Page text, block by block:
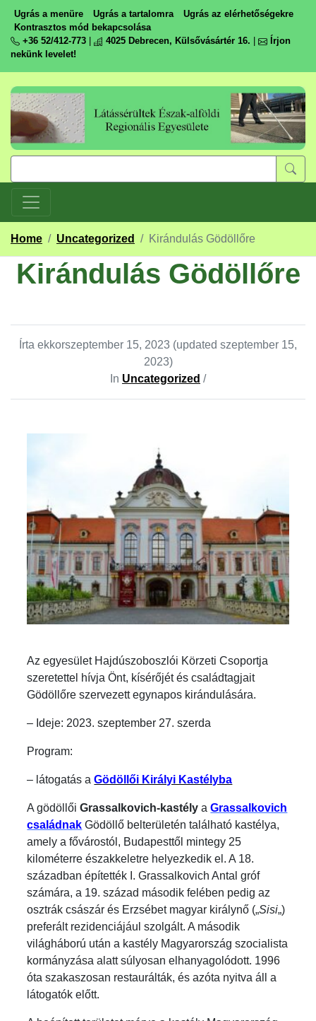
Ugrás a menüre Ugrás a tartalomra
Ugrás az elérhetőségekre
Kontrasztos mód bekapcsolása
+36 52/412-773
4025 Debrecen, Külsővásártér 16.
Írjon
nekünk levelet!
Home / Uncategorized / Kirándulás Gödöllőre
Kirándulás Gödöllőre
Írta ekkorszeptember 15, 2023 (updated szeptember 15,
2023)
In Uncategorized /
Az egyesület Hajdúszoboszlói Körzeti Csoportja
szeretettel hívja Önt, kísérőjét és családtagjait
Gödöllőre szervezett egynapos kirándulására.
– Ideje: 2023. szeptember 27. szerda
Program:
– látogatás aGödöllői Királyi Kastélyba
A gödöllőiGrassalkovich-kastély aGrassalkovich
családnak Gödöllő belterületén található kastélya,
amely a fővárostól, Budapesttől mintegy 25
kilométerre északkeletre helyezkedik el. A 18.
században építették I. Grassalkovich Antal gróf
számára, a 19. század második felében pedig az
osztrák császár és Erzsébet magyar királynő („Sisi„)
preferált rezidenciájául szolgált. A második
világháború után a kastély Magyarország szocialista
kormányzása alatt súlyosan elhanyagolódott. 1996
óta szakaszosan restaurálták, és azóta nyitva áll a
látogatók előtt.